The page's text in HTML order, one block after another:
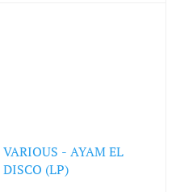
VARIOUS - AYAM EL
DISCO (LP)